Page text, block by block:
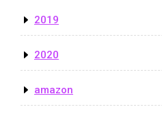
2019
2020
amazon